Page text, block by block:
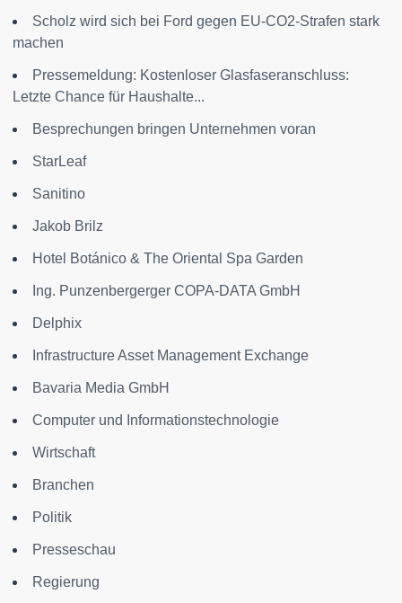
Scholz wird sich bei Ford gegen EU-CO2-Strafen stark
machen
Pressemeldung: Kostenloser Glasfaseranschluss:
Letzte Chance für Haushalte...
Besprechungen bringen Unternehmen voran
StarLeaf
Sanitino
Jakob Brilz
Hotel Botánico & The Oriental Spa Garden
Ing. Punzenbergerger COPA-DATA GmbH
Delphix
Infrastructure Asset Management Exchange
Bavaria Media GmbH
Computer und Informationstechnologie
Wirtschaft
Branchen
Politik
Presseschau
Regierung